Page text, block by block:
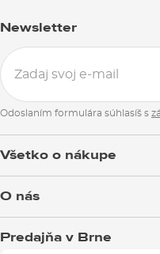
Newsletter
Odoslaním formulára súhlasíš s
Všetko o nákupe
Výmena a vrátenie tovaru
O nás
Predajňa v Brne